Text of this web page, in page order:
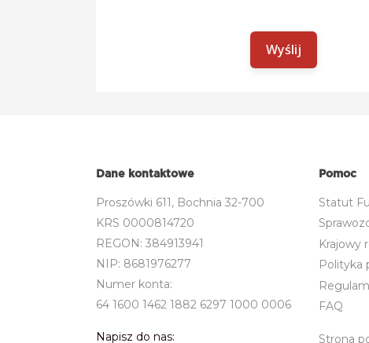
Dane kontaktowe
Proszówki 611, Bochnia 32-700
KRS 0000814720
REGON: 384913941
NIP: 8681976277
Numer konta:
64 1600 1462 1882 6297 1000 0006
Napisz do nas:
Pomoc
Statut
Krajowy
Polityka
FAQ
Strona